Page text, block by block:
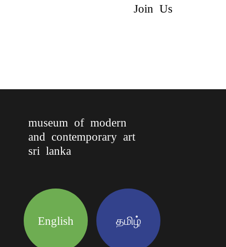
Join Us
museum of modern
and contemporary art
sri lanka
English தமிழ்